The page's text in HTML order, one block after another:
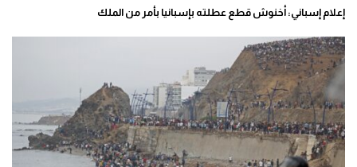
إعلام إسباني: أخنوش قطع عطلته بإسبانيا بأمر من الملك